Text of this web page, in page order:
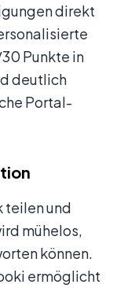
direkt
Punkte in
deutlich
Portal-
teilen und
mühelos,
können.
ermöglicht